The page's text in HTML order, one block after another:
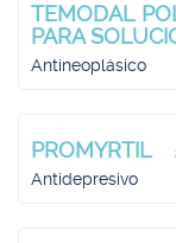
TEMODAL
PARA
Antineoplásico
PROMYRTIL
Antidepresivo